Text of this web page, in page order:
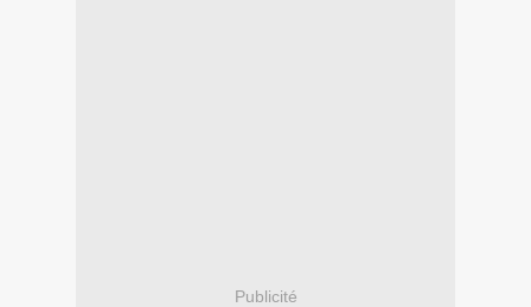
Publicité